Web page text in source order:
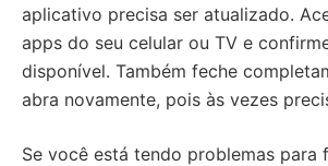
aplicativo precisa ser atualizado.
apps do seu celular ou TV e
disponível. Também feche
abra novamente, pois às vezes
Se você está tendo problemas para